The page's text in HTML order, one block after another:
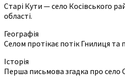
Старі Кути — село Косівського
області.
Географія
Селом протікає потік Гнилиця та
Історія
Перша письмова згадка про село